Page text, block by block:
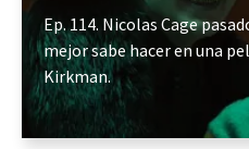
Ep. 114. Nicolas Cage
mejor sabe hacer en una
Kirkman.